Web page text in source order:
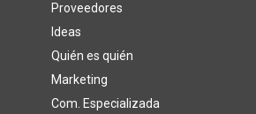
Proveedores
Ideas
Quién es quién
Marketing
Com. Especializada